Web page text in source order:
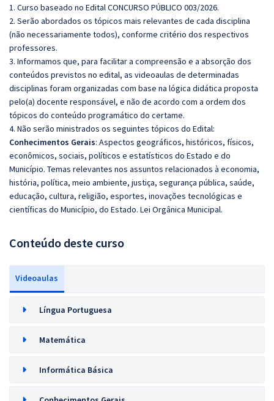
1. Curso baseado no Edital CONCURSO PÚBLICO 003/2026.
2. Serão abordados os tópicos mais relevantes de cada disciplina
(não necessariamente todos), conforme critério dos respectivos
professores.
3. Informamos que, para facilitar a compreensão e a absorção dos
conteúdos previstos no edital, as videoaulas de determinadas
disciplinas foram organizadas com base na lógica didática proposta
pelo(a) docente responsável, e não de acordo com a ordem dos
tópicos do conteúdo programático do certame.
4. Não serão ministrados os seguintes tópicos do Edital:
Conhecimentos Gerais: Aspectos geográficos, históricos, físicos,
econômicos, sociais, políticos e estatísticos do Estado e do
Município. Temas relevantes nos assuntos relacionados à economia,
história, política, meio ambiente, justiça, segurança pública, saúde,
educação, cultura, religião, esportes, inovações tecnológicas e
científicas do Município, do Estado. Lei Orgânica Municipal.
Conteúdo deste curso
Videoaulas
Língua Portuguesa
Matemática
Informática Básica